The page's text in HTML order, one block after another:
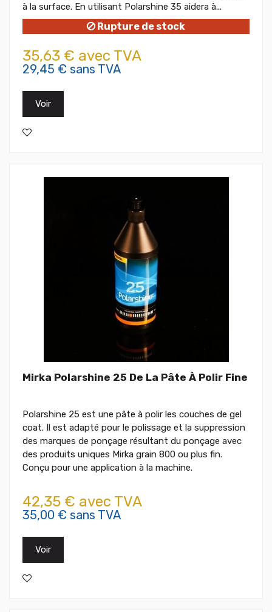
à la surface. En utilisant Polarshine 35 aidera à...
Rupture de stock
35,63 € avec TVA
29,45 € sans TVA
Voir
Mirka Polarshine 25 De La Pâte À Polir Fine
Polarshine 25 est une pâte à polir les couches de gel
coat. Il est adapté pour le polissage et la suppression
des marques de ponçage résultant du ponçage avec
des produits uniques Mirka grain 800 ou plus fin.
Conçu pour une application à la machine.
42,35 € avec TVA
35,00 € sans TVA
Voir